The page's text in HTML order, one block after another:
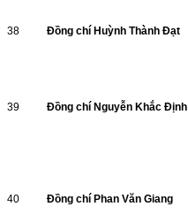
38 Đồng chí Huỳnh Thành Đạt
39 Đồng chí Nguyễn Khắc Định
40 Đồng chí Phan Văn Giang